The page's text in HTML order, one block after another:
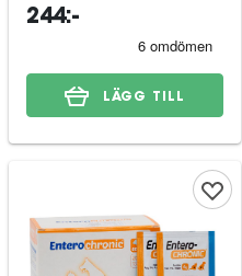
244:-
LÄGG TILL